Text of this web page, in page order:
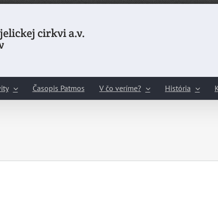
Časopis Patmos V čo veríme? História